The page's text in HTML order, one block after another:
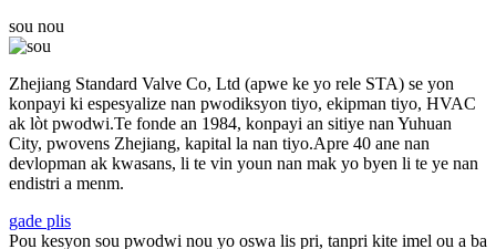
sou nou
Zhejiang Standard Valve Co, Ltd (apwe ke yo rele STA) se yon
konpayi ki espesyalize nan pwodiksyon tiyo, ekipman tiyo, HVAC
ak lòt pwodwi.Te fonde an 1984, konpayi an sitiye nan Yuhuan
City, pwovens Zhejiang, kapital la nan tiyo.Apre 40 ane nan
devlopman ak kwasans, li te vin youn nan mak yo byen li te ye nan
endistri a menm.
gade plis
Pou kesyon sou pwodwi nou yo oswa lis pri, tanpri kite imel ou a ba